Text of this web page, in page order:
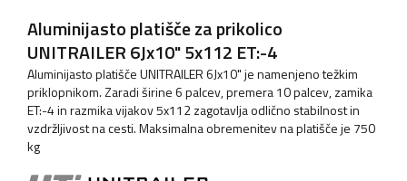
Aluminijasto platišče za prikolico
UNITRAILER 6Jx10" 5x112 ET:-4
Aluminijasto platišče UNITRAILER 6Jx10" je namenjeno težkim
priklopnikom. Zaradi širine 6 palcev, premera 10 palcev, zamika
ET:-4 in razmika vijakov 5x112 zagotavlja odlično stabilnost in
vzdržljivost na cesti. Maksimalna obremenitev na platišče je 750
kg